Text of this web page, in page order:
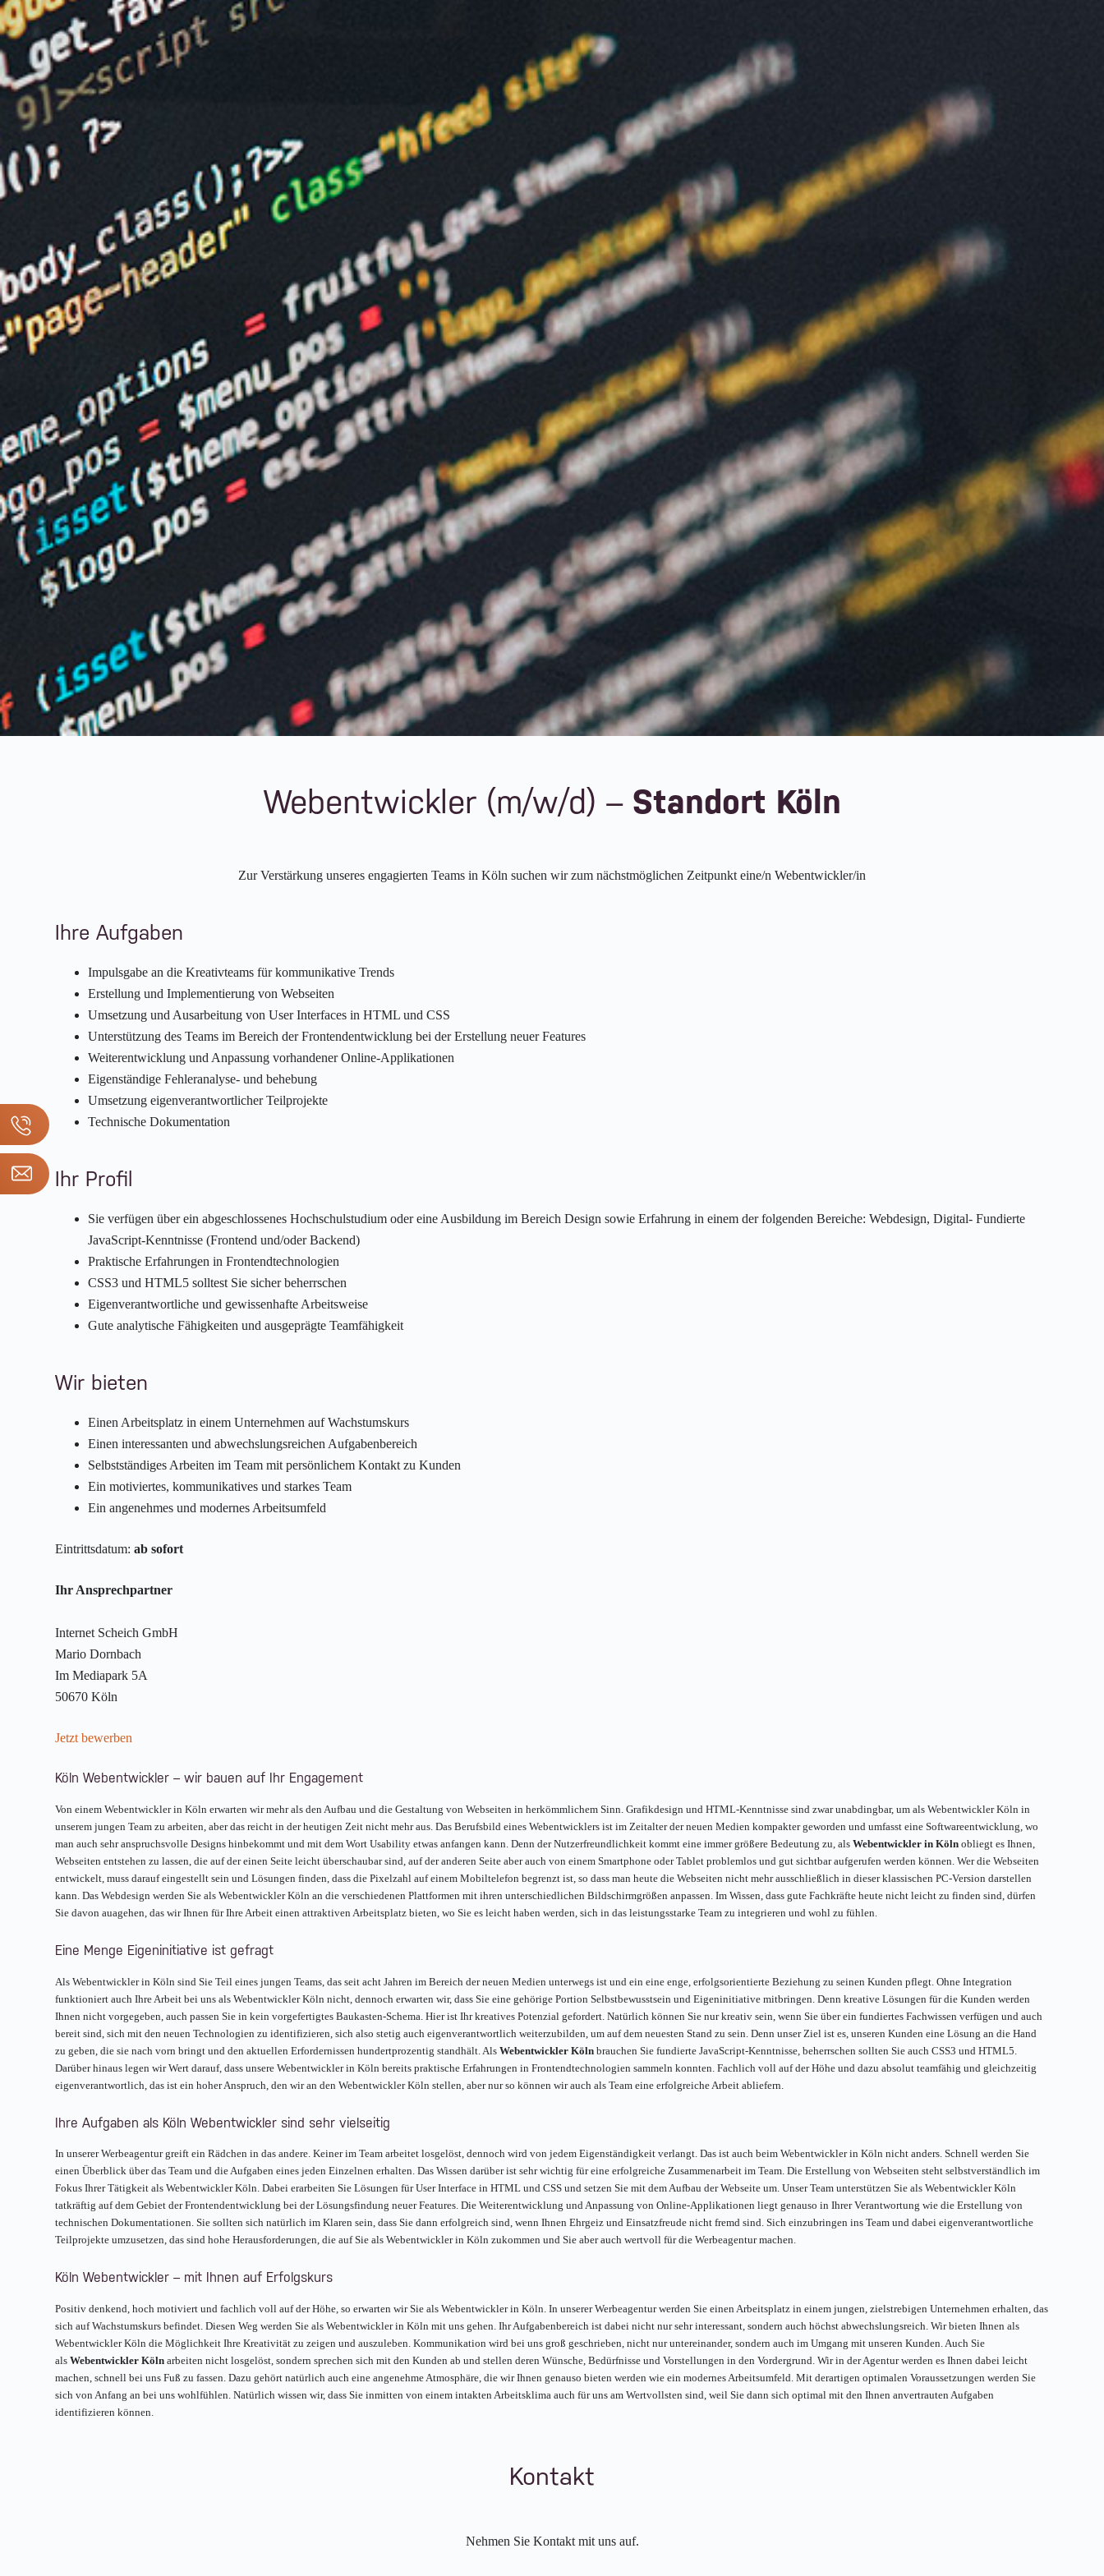
Webentwickler (m/w/d) – Standort Köln
Zur Verstärkung unseres engagierten Teams in Köln suchen wir zum nächstmöglichen Zeitpunkt eine/n Webentwickler/in
Ihre Aufgaben
Impulsgabe an die Kreativteams für kommunikative Trends
Erstellung und Implementierung von Webseiten
Umsetzung und Ausarbeitung von User Interfaces in HTML und CSS
Unterstützung des Teams im Bereich der Frontendentwicklung bei der Erstellung neuer Features
Weiterentwicklung und Anpassung vorhandener Online-Applikationen
Eigenständige Fehleranalyse- und behebung
Umsetzung eigenverantwortlicher Teilprojekte
Technische Dokumentation
Ihr Profil
Sie verfügen über ein abgeschlossenes Hochschulstudium oder eine Ausbildung im Bereich Design sowie Erfahrung in einem der folgenden Bereiche: Webdesign, Digital- Fundierte
JavaScript-Kenntnisse (Frontend und/oder Backend)
Praktische Erfahrungen in Frontendtechnologien
CSS3 und HTML5 solltest Sie sicher beherrschen
Eigenverantwortliche und gewissenhafte Arbeitsweise
Gute analytische Fähigkeiten und ausgeprägte Teamfähigkeit
Wir bieten
Einen Arbeitsplatz in einem Unternehmen auf Wachstumskurs
Einen interessanten und abwechslungsreichen Aufgabenbereich
Selbstständiges Arbeiten im Team mit persönlichem Kontakt zu Kunden
Ein motiviertes, kommunikatives und starkes Team
Ein angenehmes und modernes Arbeitsumfeld
Eintrittsdatum:ab sofort
Ihr Ansprechpartner
Internet Scheich GmbH
Mario Dornbach
Im Mediapark 5A
50670 Köln
Jetzt bewerben
Köln Webentwickler – wir bauen auf Ihr Engagement
Von einem Webentwickler in Köln erwarten wir mehr als den Aufbau und die Gestaltung von Webseiten in herkömmlichem Sinn. Grafikdesign und HTML-Kenntnisse sind zwar unabdingbar, um als Webentwickler Köln in
unserem jungen Team zu arbeiten, aber das reicht in der heutigen Zeit nicht mehr aus. Das Berufsbild eines Webentwicklers ist im Zeitalter der neuen Medien kompakter geworden und umfasst eine Softwareentwicklung, wo
man auch sehr anspruchsvolle Designs hinbekommt und mit dem Wort Usability etwas anfangen kann. Denn der Nutzerfreundlichkeit kommt eine immer größere Bedeutung zu, alsWebentwickler in Köln obliegt es Ihnen,
Webseiten entstehen zu lassen, die auf der einen Seite leicht überschaubar sind, auf der anderen Seite aber auch von einem Smartphone oder Tablet problemlos und gut sichtbar aufgerufen werden können. Wer die Webseiten
entwickelt, muss darauf eingestellt sein und Lösungen finden, dass die Pixelzahl auf einem Mobiltelefon begrenzt ist, so dass man heute die Webseiten nicht mehr ausschließlich in dieser klassischen PC-Version darstellen
kann. Das Webdesign werden Sie als Webentwickler Köln an die verschiedenen Plattformen mit ihren unterschiedlichen Bildschirmgrößen anpassen. Im Wissen, dass gute Fachkräfte heute nicht leicht zu finden sind, dürfen
Sie davon auagehen, das wir Ihnen für Ihre Arbeit einen attraktiven Arbeitsplatz bieten, wo Sie es leicht haben werden, sich in das leistungsstarke Team zu integrieren und wohl zu fühlen.
Eine Menge Eigeninitiative ist gefragt
Als Webentwickler in Köln sind Sie Teil eines jungen Teams, das seit acht Jahren im Bereich der neuen Medien unterwegs ist und ein eine enge, erfolgsorientierte Beziehung zu seinen Kunden pflegt. Ohne Integration
funktioniert auch Ihre Arbeit bei uns als Webentwickler Köln nicht, dennoch erwarten wir, dass Sie eine gehörige Portion Selbstbewusstsein und Eigeninitiative mitbringen. Denn kreative Lösungen für die Kunden werden
Ihnen nicht vorgegeben, auch passen Sie in kein vorgefertigtes Baukasten-Schema. Hier ist Ihr kreatives Potenzial gefordert. Natürlich können Sie nur kreativ sein, wenn Sie über ein fundiertes Fachwissen verfügen und auch
bereit sind, sich mit den neuen Technologien zu identifizieren, sich also stetig auch eigenverantwortlich weiterzubilden, um auf dem neuesten Stand zu sein. Denn unser Ziel ist es, unseren Kunden eine Lösung an die Hand
zu geben, die sie nach vorn bringt und den aktuellen Erfordernissen hundertprozentig standhält. AlsWebentwickler Köln brauchen Sie fundierte JavaScript-Kenntnisse, beherrschen sollten Sie auch CSS3 und HTML5.
Darüber hinaus legen wir Wert darauf, dass unsere Webentwickler in Köln bereits praktische Erfahrungen in Frontendtechnologien sammeln konnten. Fachlich voll auf der Höhe und dazu absolut teamfähig und gleichzeitig
eigenverantwortlich, das ist ein hoher Anspruch, den wir an den Webentwickler Köln stellen, aber nur so können wir auch als Team eine erfolgreiche Arbeit abliefern.
Ihre Aufgaben als Köln Webentwickler sind sehr vielseitig
In unserer Werbeagentur greift ein Rädchen in das andere. Keiner im Team arbeitet losgelöst, dennoch wird von jedem Eigenständigkeit verlangt. Das ist auch beim Webentwickler in Köln nicht anders. Schnell werden Sie
einen Überblick über das Team und die Aufgaben eines jeden Einzelnen erhalten. Das Wissen darüber ist sehr wichtig für eine erfolgreiche Zusammenarbeit im Team. Die Erstellung von Webseiten steht selbstverständlich im
Fokus Ihrer Tätigkeit als Webentwickler Köln. Dabei erarbeiten Sie Lösungen für User Interface in HTML und CSS und setzen Sie mit dem Aufbau der Webseite um. Unser Team unterstützen Sie als Webentwickler Köln
tatkräftig auf dem Gebiet der Frontendentwicklung bei der Lösungsfindung neuer Features. Die Weiterentwicklung und Anpassung von Online-Applikationen liegt genauso in Ihrer Verantwortung wie die Erstellung von
technischen Dokumentationen. Sie sollten sich natürlich im Klaren sein, dass Sie dann erfolgreich sind, wenn Ihnen Ehrgeiz und Einsatzfreude nicht fremd sind. Sich einzubringen ins Team und dabei eigenverantwortliche
Teilprojekte umzusetzen, das sind hohe Herausforderungen, die auf Sie als Webentwickler in Köln zukommen und Sie aber auch wertvoll für die Werbeagentur machen.
Köln Webentwickler – mit Ihnen auf Erfolgskurs
Positiv denkend, hoch motiviert und fachlich voll auf der Höhe, so erwarten wir Sie als Webentwickler in Köln. In unserer Werbeagentur werden Sie einen Arbeitsplatz in einem jungen, zielstrebigen Unternehmen erhalten, das
sich auf Wachstumskurs befindet. Diesen Weg werden Sie als Webentwickler in Köln mit uns gehen. Ihr Aufgabenbereich ist dabei nicht nur sehr interessant, sondern auch höchst abwechslungsreich. Wir bieten Ihnen als
Webentwickler Köln die Möglichkeit Ihre Kreativität zu zeigen und auszuleben. Kommunikation wird bei uns groß geschrieben, nicht nur untereinander, sondern auch im Umgang mit unseren Kunden. Auch Sie
alsWebentwickler Köln arbeiten nicht losgelöst, sondern sprechen sich mit den Kunden ab und stellen deren Wünsche, Bedürfnisse und Vorstellungen in den Vordergrund. Wir in der Agentur werden es Ihnen dabei leicht
machen, schnell bei uns Fuß zu fassen. Dazu gehört natürlich auch eine angenehme Atmosphäre, die wir Ihnen genauso bieten werden wie ein modernes Arbeitsumfeld. Mit derartigen optimalen Voraussetzungen werden Sie
sich von Anfang an bei uns wohlfühlen. Natürlich wissen wir, dass Sie inmitten von einem intakten Arbeitsklima auch für uns am Wertvollsten sind, weil Sie dann sich optimal mit den Ihnen anvertrauten Aufgaben
identifizieren können.
Kontakt
Nehmen Sie Kontakt mit uns auf.